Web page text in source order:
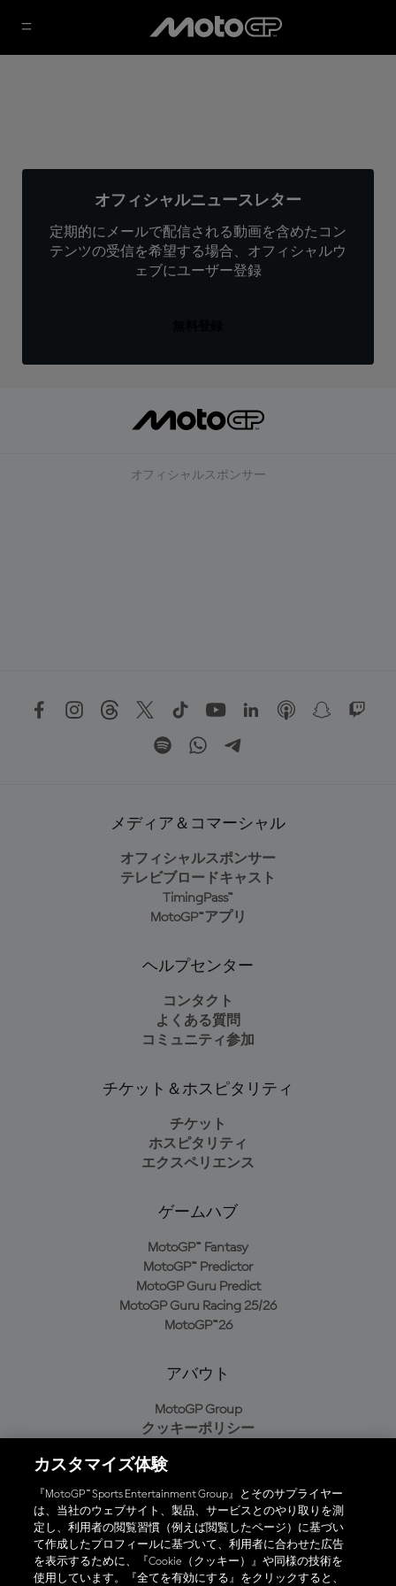
オフィシャルニュースレター
定期的にメールで配信される動画を含めたコン
テンツの受信を希望する場合、オフィシャルウ
ェブにユーザー登録
オフィシャルスポンサー
メディア＆コマーシャル
オフィシャルスポンサー
テレビブロードキャスト
TimingPass™
MotoGP™アプリ
ヘルプセンター
コンタクト
よくある質問
コミュニティ参加
チケット＆ホスピタリティ
チケット
ホスピタリティ
エクスペリエンス
ゲームハブ
MotoGP™ Fantasy
MotoGP™ Predictor
MotoGP Guru Predict
MotoGP Guru Racing 25/26
MotoGP™26
アバウト
MotoGP Group
クッキーポリシー
プライバシーポリシー
購入ポリシー
オフィシャルアプリ
カスタマイズ体験
『MotoGP™ Sports Entertainment Group』とそのサプライヤー
は、当社のウェブサイト、製品、サービスとのやり取りを測
定し、利用者の閲覧習慣（例えば閲覧したページ）に基づい
て作成したプロフィールに基づいて、利用者に合わせた広告
を表示するために、『Cookie（クッキー）』や同様の技術を
使用しています。『全てを有効にする』をクリックすると、